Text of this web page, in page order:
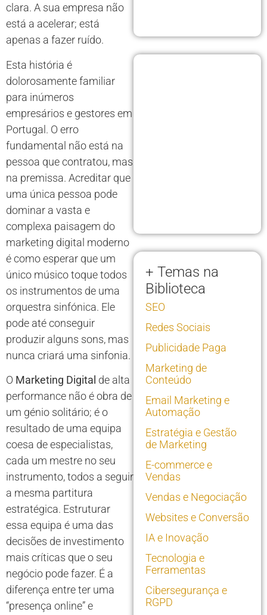
clara. A sua empresa não
está a acelerar; está
apenas a fazer ruído.
Esta história é
dolorosamente familiar
para inúmeros
empresários e gestores em
Portugal. O erro
fundamental não está na
pessoa que contratou, mas
na premissa. Acreditar que
uma única pessoa pode
dominar a vasta e
complexa paisagem do
marketing digital moderno
é como esperar que um
único músico toque todos
os instrumentos de uma
orquestra sinfónica. Ele
pode até conseguir
produzir alguns sons, mas
nunca criará uma sinfonia.
O Marketing Digital de alta
performance não é obra de
um génio solitário; é o
resultado de uma equipa
coesa de especialistas,
cada um mestre no seu
instrumento, todos a seguir
a mesma partitura
estratégica. Estruturar
essa equipa é uma das
decisões de investimento
mais críticas que o seu
negócio pode fazer. É a
diferença entre ter uma
“presença online” e
+ Temas na
Biblioteca
SEO
Redes Sociais
Publicidade Paga
Marketing de
Conteúdo
Email Marketing e
Automação
Estratégia e Gestão
de Marketing
E-commerce e
Vendas
Vendas e Negociação
Websites e Conversão
IA e Inovação
Tecnologia e
Ferramentas
Cibersegurança e
RGPD